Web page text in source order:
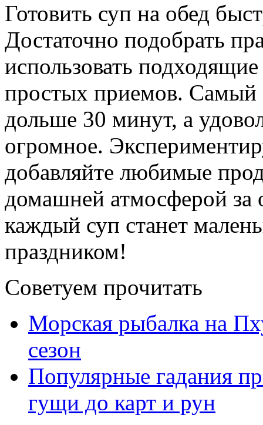
Готовить суп на обед
Достаточно подобрать
использовать
простых приемов. Самый
дольше 30 минут, а
огромное.
добавляйте любимые
домашней атмосферой за
каждый суп станет
праздником!
Советуем прочитать
Морская рыбалка на
сезон
Популярные гадания
гущи до карт и рун